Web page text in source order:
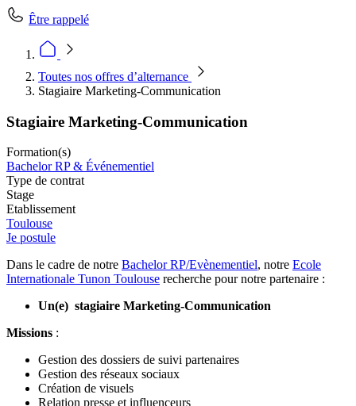
Être rappelé
Toutes nos offres d’alternance
Stagiaire Marketing-Communication
Stagiaire Marketing-Communication
Formation(s)
Bachelor RP & Événementiel
Type de contrat
Stage
Etablissement
Toulouse
Je postule
Dans le cadre de notre Bachelor RP/Evènementiel, notre Ecole
Internationale Tunon Toulouse recherche pour notre partenaire :
Un(e) stagiaire Marketing-Communication
Missions :
Gestion des dossiers de suivi partenaires
Gestion des réseaux sociaux
Création de visuels
Relation presse et influenceurs